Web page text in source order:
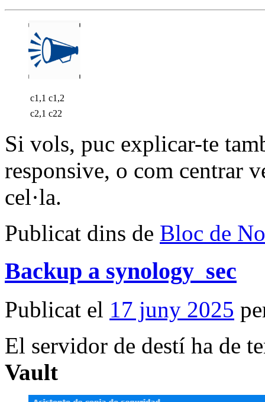
c1,1 c1,2
c2,1 c22
Si vols, puc explicar-te
responsive, o com centrar
cel·la.
Publicat dins de Bloc de
Backup a synology_sec
Publicat el 17 juny 2025
El servidor de destí ha de
Vault